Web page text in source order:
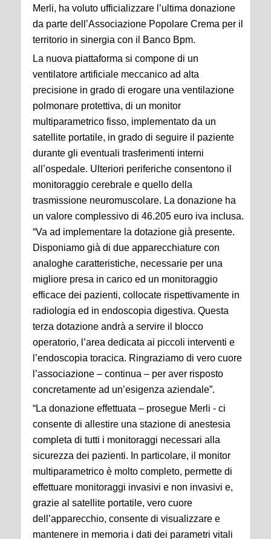
Merli, ha voluto ufficializzare l’ultima donazione
da parte dell’Associazione Popolare Crema per il
territorio in sinergia con il Banco Bpm.
La nuova piattaforma si compone di un
ventilatore artificiale meccanico ad alta
precisione in grado di erogare una ventilazione
polmonare protettiva, di un monitor
multiparametrico fisso, implementato da un
satellite portatile, in grado di seguire il paziente
durante gli eventuali trasferimenti interni
all’ospedale. Ulteriori periferiche consentono il
monitoraggio cerebrale e quello della
trasmissione neuromuscolare. La donazione ha
un valore complessivo di 46.205 euro iva inclusa.
“Va ad implementare la dotazione già presente.
Disponiamo già di due apparecchiature con
analoghe caratteristiche, necessarie per una
migliore presa in carico ed un monitoraggio
efficace dei pazienti, collocate rispettivamente in
radiologia ed in endoscopia digestiva. Questa
terza dotazione andrà a servire il blocco
operatorio, l’area dedicata ai piccoli interventi e
l’endoscopia toracica. Ringraziamo di vero cuore
l’associazione – continua – per aver risposto
concretamente ad un’esigenza aziendale”.
“La donazione effettuata – prosegue Merli - ci
consente di allestire una stazione di anestesia
completa di tutti i monitoraggi necessari alla
sicurezza dei pazienti. In particolare, il monitor
multiparametrico è molto completo, permette di
effettuare monitoraggi invasivi e non invasivi e,
grazie al satellite portatile, vero cuore
dell’apparecchio, consente di visualizzare e
mantenere in memoria i dati dei parametri vitali